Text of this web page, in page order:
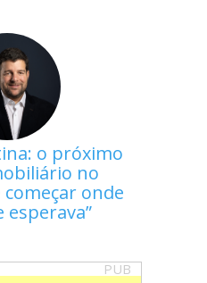
o próximo
no
onde
esperava
PUB